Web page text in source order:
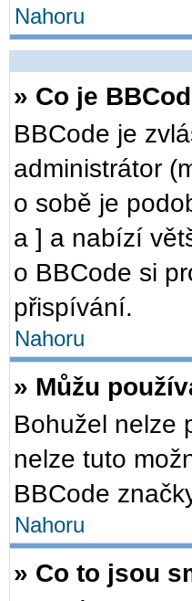
Nahoru
» Co je
BBCode je
administrátor
o sobě je
a ] a nabízí
o BBCode si
přispívání.
Nahoru
» Můžu
Bohužel nelze
nelze tuto
BBCode
Nahoru
» Co to jsou